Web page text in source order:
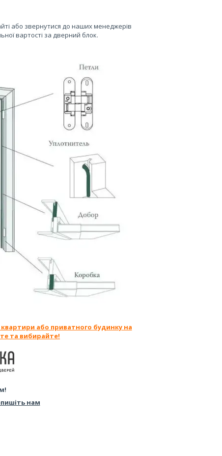
або звернутися до наших менеджерів
вартості за дверний блок.
або приватного будинку на
та вибирайте!
нам